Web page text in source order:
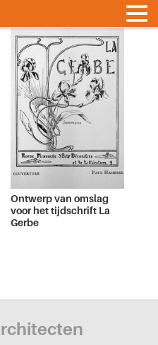
Ontwerp van omslag
voor het tijdschrift La
Gerbe